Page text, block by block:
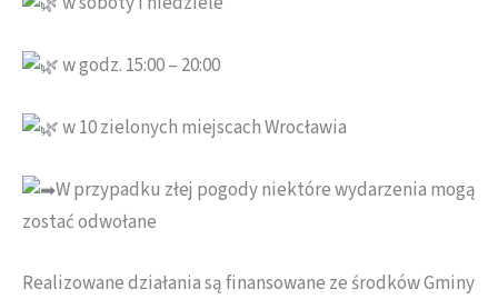
w godz. 15:00 – 20:00
w 10 zielonych miejscach Wrocławia
W przypadku złej pogody niektóre wydarzenia mogą
zostać odwołane
Realizowane działania są finansowane ze środków Gminy